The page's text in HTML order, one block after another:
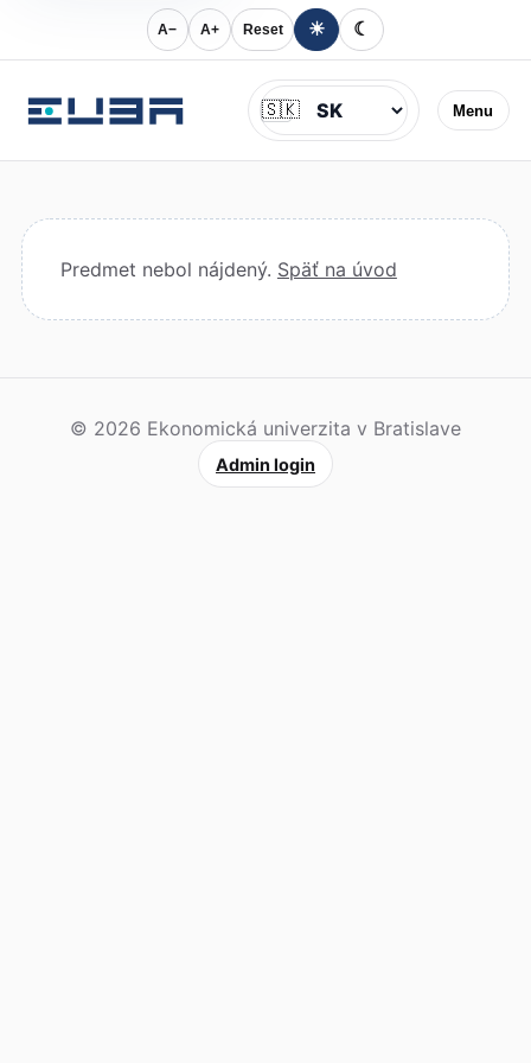
A− A+ Reset ☀ ☾
Menu
Jazyk
🇸🇰
Predmet nebol nájdený. Späť na úvod
© 2026 Ekonomická univerzita v Bratislave
Admin login